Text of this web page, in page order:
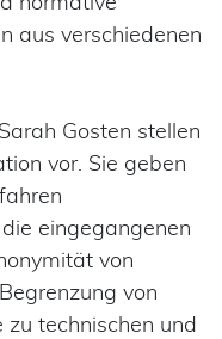
aus verschiedenen
Gosten stellen
vor. Sie geben
eingegangenen
von
von
technischen und